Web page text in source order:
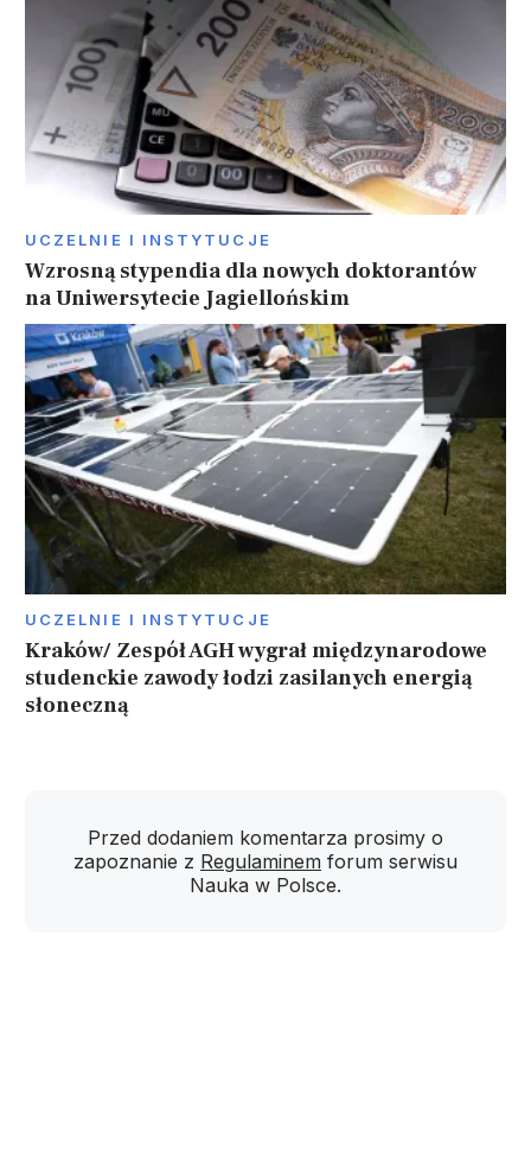
UCZELNIE I INSTYTUCJE
Wzrosną stypendia dla nowych doktorantów
na Uniwersytecie Jagiellońskim
UCZELNIE I INSTYTUCJE
Kraków/ Zespół AGH wygrał międzynarodowe
studenckie zawody łodzi zasilanych energią
słoneczną
Przed dodaniem komentarza prosimy o
zapoznanie z Regulaminem forum serwisu
Nauka w Polsce.